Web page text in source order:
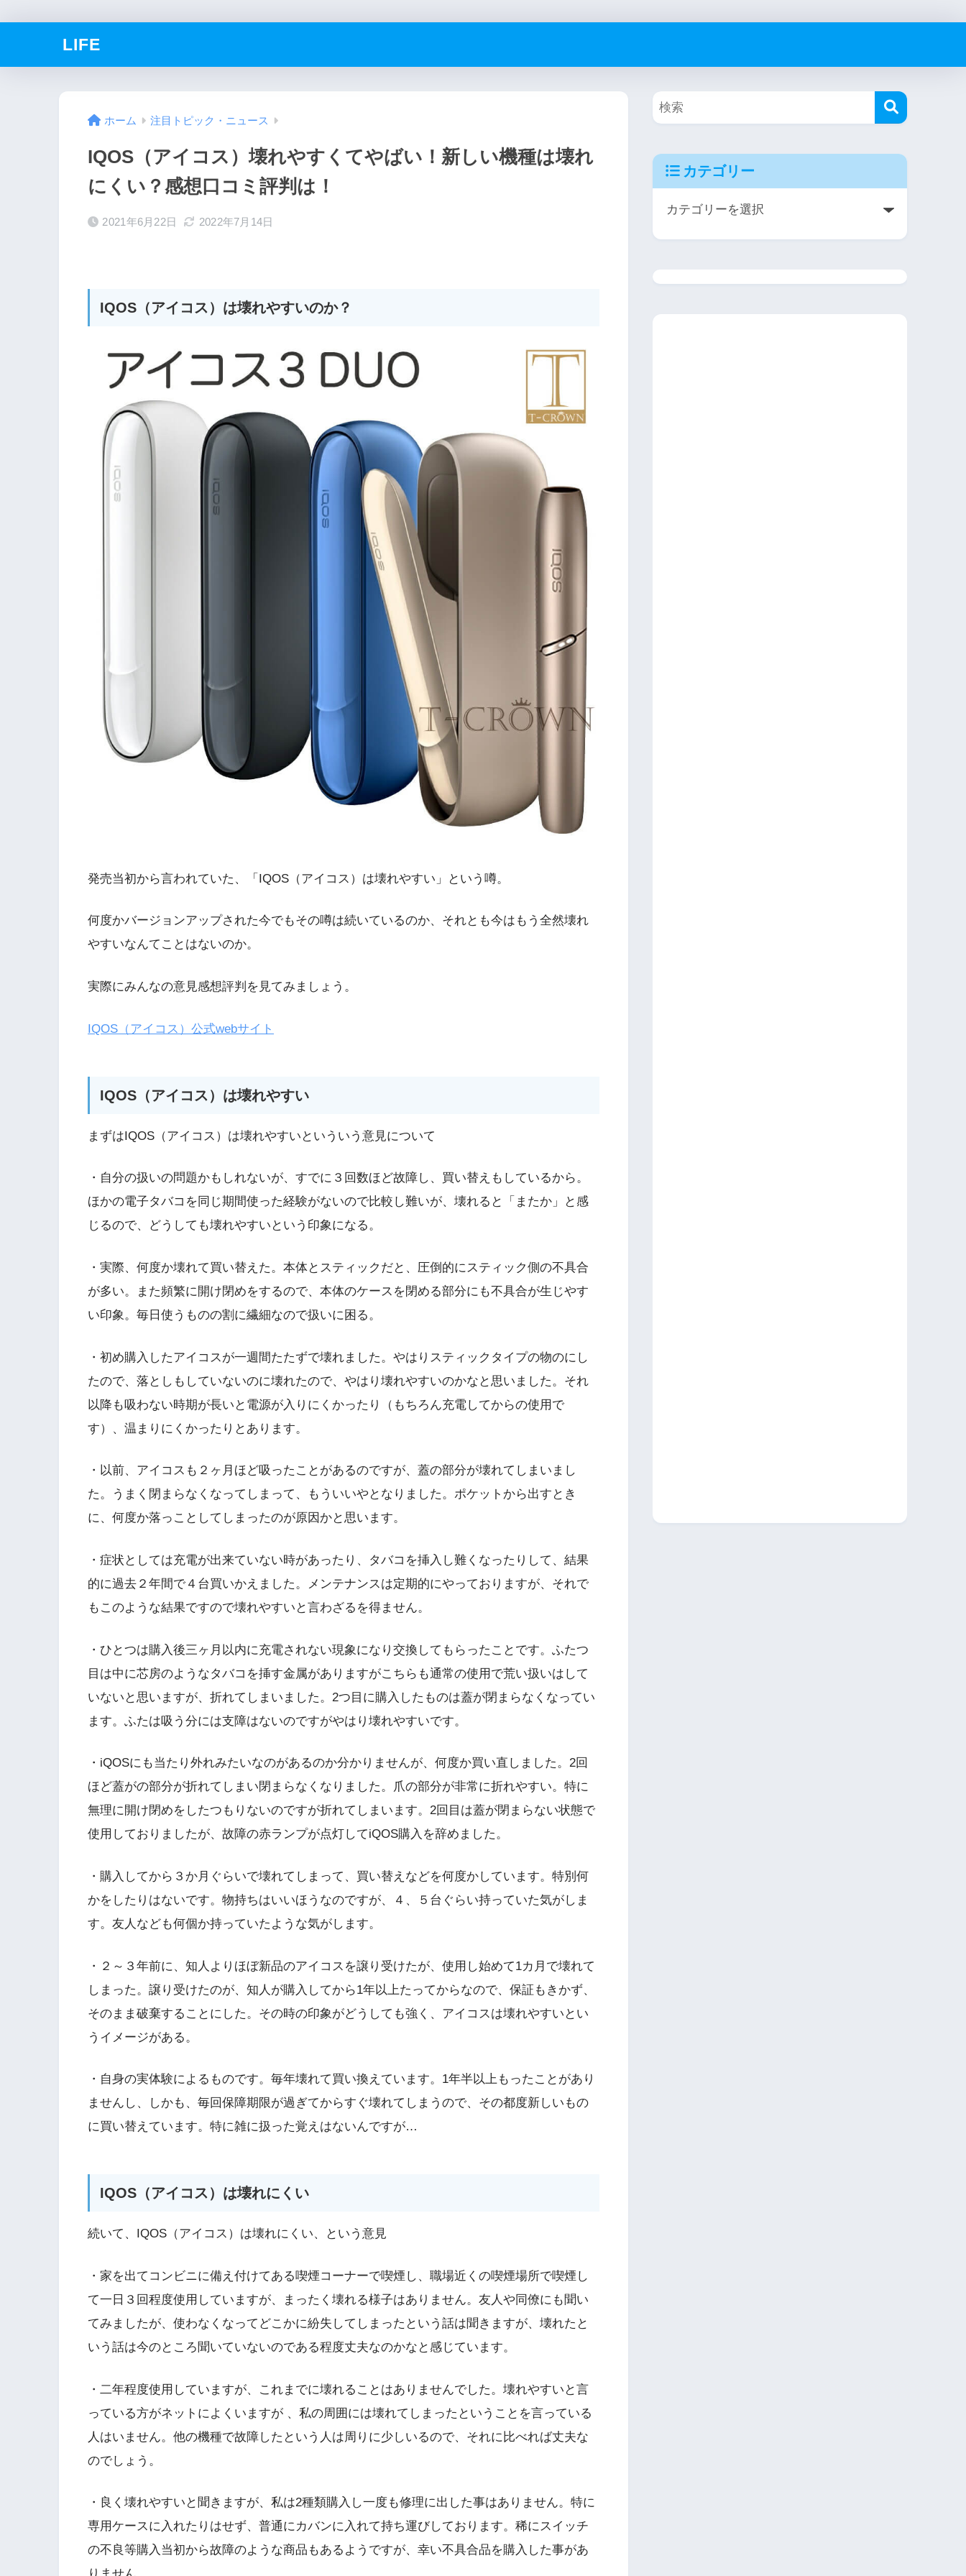
LIFE
ホーム 注目トピック・ニュース
IQOS（アイコス）壊れやすくてやばい！新しい機種は壊れ
にくい？感想口コミ評判は！
2021年6月22日 2022年7月14日
IQOS（アイコス）は壊れやすいのか？
発売当初から言われていた、「IQOS（アイコス）は壊れやすい」という噂。
何度かバージョンアップされた今でもその噂は続いているのか、それとも今はもう全然壊れ
やすいなんてことはないのか。
実際にみんなの意見感想評判を見てみましょう。
IQOS（アイコス）公式webサイト
IQOS（アイコス）は壊れやすい
まずはIQOS（アイコス）は壊れやすいといういう意見について
・自分の扱いの問題かもしれないが、すでに３回数ほど故障し、買い替えもしているから。
ほかの電子タバコを同じ期間使った経験がないので比較し難いが、壊れると「またか」と感
じるので、どうしても壊れやすいという印象になる。
・実際、何度か壊れて買い替えた。本体とスティックだと、圧倒的にスティック側の不具合
が多い。また頻繁に開け閉めをするので、本体のケースを閉める部分にも不具合が生じやす
い印象。毎日使うものの割に繊細なので扱いに困る。
・初め購入したアイコスが一週間たたずで壊れました。やはりスティックタイプの物のにし
たので、落としもしていないのに壊れたので、やはり壊れやすいのかなと思いました。それ
以降も吸わない時期が長いと電源が入りにくかったり（もちろん充電してからの使用で
す）、温まりにくかったりとあります。
・以前、アイコスも２ヶ月ほど吸ったことがあるのですが、蓋の部分が壊れてしまいまし
た。うまく閉まらなくなってしまって、もういいやとなりました。ポケットから出すとき
に、何度か落っことしてしまったのが原因かと思います。
・症状としては充電が出来ていない時があったり、タバコを挿入し難くなったりして、結果
的に過去２年間で４台買いかえました。メンテナンスは定期的にやっておりますが、それで
もこのような結果ですので壊れやすいと言わざるを得ません。
・ひとつは購入後三ヶ月以内に充電されない現象になり交換してもらったことです。ふたつ
目は中に芯房のようなタバコを挿す金属がありますがこちらも通常の使用で荒い扱いはして
いないと思いますが、折れてしまいました。2つ目に購入したものは蓋が閉まらなくなってい
ます。ふたは吸う分には支障はないのですがやはり壊れやすいです。
・iQOSにも当たり外れみたいなのがあるのか分かりませんが、何度か買い直しました。2回
ほど蓋がの部分が折れてしまい閉まらなくなりました。爪の部分が非常に折れやすい。特に
無理に開け閉めをしたつもりないのですが折れてしまいます。2回目は蓋が閉まらない状態で
使用しておりましたが、故障の赤ランプが点灯してiQOS購入を辞めました。
・購入してから３か月ぐらいで壊れてしまって、買い替えなどを何度かしています。特別何
かをしたりはないです。物持ちはいいほうなのですが、４、５台ぐらい持っていた気がしま
す。友人なども何個か持っていたような気がします。
・２～３年前に、知人よりほぼ新品のアイコスを譲り受けたが、使用し始めて1カ月で壊れて
しまった。譲り受けたのが、知人が購入してから1年以上たってからなので、保証もきかず、
そのまま破棄することにした。その時の印象がどうしても強く、アイコスは壊れやすいとい
うイメージがある。
・自身の実体験によるものです。毎年壊れて買い換えています。1年半以上もったことがあり
ませんし、しかも、毎回保障期限が過ぎてからすぐ壊れてしまうので、その都度新しいもの
に買い替えています。特に雑に扱った覚えはないんですが…
IQOS（アイコス）は壊れにくい
続いて、IQOS（アイコス）は壊れにくい、という意見
・家を出てコンビニに備え付けてある喫煙コーナーで喫煙し、職場近くの喫煙場所で喫煙し
て一日３回程度使用していますが、まったく壊れる様子はありません。友人や同僚にも聞い
てみましたが、使わなくなってどこかに紛失してしまったという話は聞きますが、壊れたと
いう話は今のところ聞いていないのである程度丈夫なのかなと感じています。
・二年程度使用していますが、これまでに壊れることはありませんでした。壊れやすいと言
っている方がネットによくいますが 、私の周囲には壊れてしまったということを言っている
人はいません。他の機種で故障したという人は周りに少しいるので、それに比べれば丈夫な
のでしょう。
・良く壊れやすいと聞きますが、私は2種類購入し一度も修理に出した事はありません。特に
専用ケースに入れたりはせず、普通にカバンに入れて持ち運びしております。稀にスイッチ
の不良等購入当初から故障のような商品もあるようですが、幸い不具合品を購入した事があ
カテゴリー